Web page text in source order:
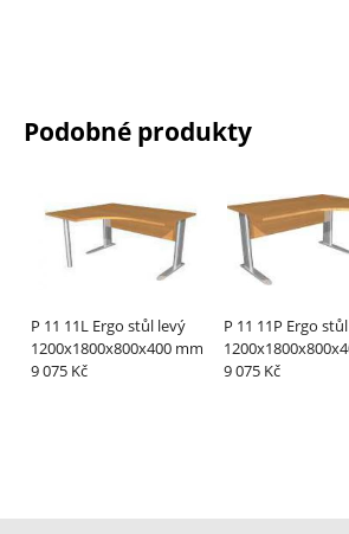
Podobné produkty
P 11 11L Ergo stůl levý
1200x1800x800x400 mm
9 075 Kč
P 11 11P Ergo
9 075 Kč